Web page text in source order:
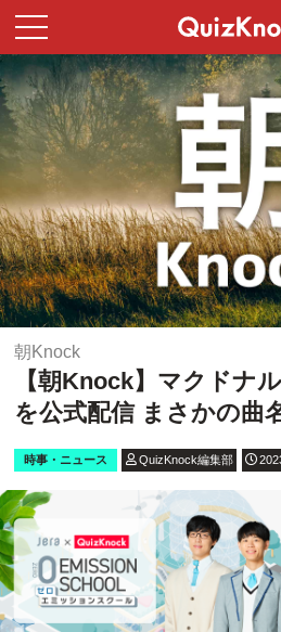
朝Knock
【朝Knock】マクドナ
を公式配信 まさかの曲
時事・ニュース QuizKnock編集部